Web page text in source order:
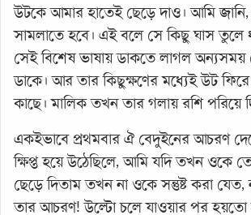
উটকে আমার হাতেই ছেড়ে দাও। আমি
সামলাতে হবে। এই বলে সে কিছু ঘাস তুলে
সেই বিশেষ ভাষায় ডাকতে লাগল অন্যসময়
ডাকে। আর তার কিছুক্ষণের মধ্যেই উট
কাছে। মালিক তখন তার গলায় রশি পরিয়ে
একইভাবে প্রথমবার ঐ বেদুইনের আচরণ
ক্ষিপ্ত হয়ে উঠেছিলে, আমি যদি তখন ওকে
ছেড়ে দিতাম তখন না ওকে সন্তুষ্ট করা যেত,
তার আচরণ! উল্টো চলে যাওয়ার পর